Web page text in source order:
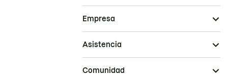
Empresa
Asistencia
Comunidad